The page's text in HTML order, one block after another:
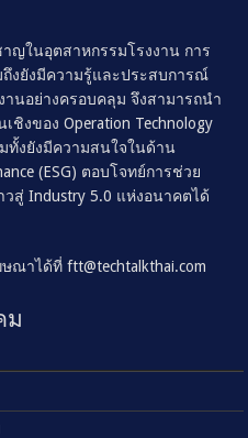
าญในอุตสาหกรรมโรงงาน การ
งยังมีความรู้และประสบการณ์
นอย่างครอบคลุม จึงสามารถนำ
ชิงของ Operation Technology
ทั้งยังมีความสนใจในด้าน
(ESG) ตอบโจทย์การช่วย
สู่ Industry 5.0 แห่งอนาคตได้
ษณาได้ที่ftt@techtalkthai.com
ม